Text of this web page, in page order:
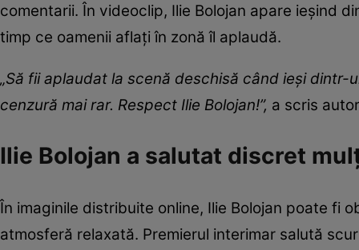
comentarii. În videoclip, Ilie Bolojan apare ieșind
timp ce oamenii aflați în zonă îl aplaudă.
„Să fii aplaudat la scenă deschisă când ieși
cenzură mai rar. Respect Ilie Bolojan!”, a scris
Ilie Bolojan a salutat discret
În imaginile distribuite online, Ilie Bolojan poate fi
atmosferă relaxată. Premierul interimar salută